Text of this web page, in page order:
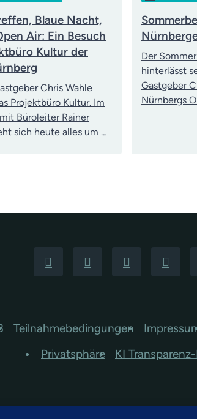
Blaue Nacht,
Air: Ein Besuch
Kultur der
Chris Wahle
Projektbüro Kultur. Im
Büroleiter Rainer
sich heute alles um …
Der
hinterlässt
Gastgeber
Nürnbergs
Teilnahmebedingungen
Privatsphäre
KI